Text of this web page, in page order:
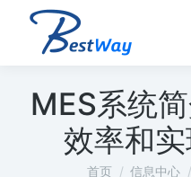
MES系统
效率和
您在这里：
首页 信息中心